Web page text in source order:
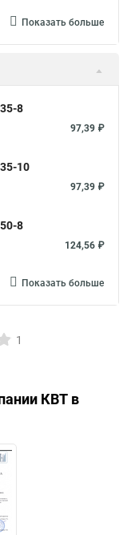
Показать больше
8
97,39 ₽
10
97,39 ₽
8
124,56 ₽
Показать больше
1
КВТ в